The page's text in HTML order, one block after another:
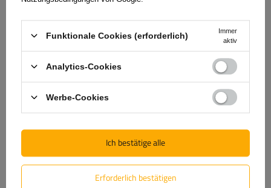
Der niedrigste Preis binnen 30 Tage bevor Preisreduzierung:
In den
legen
Funktionale Cookies (erforderlich)
Immer
aktiv
Analytics-Cookies
Werbe-Cookies
Erforderlich bestätigen
Ich bestätige alle